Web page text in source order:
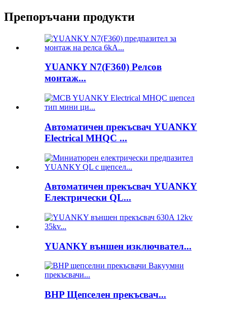
Препоръчани продукти
YUANKY N7(F360) Релсов
монтаж...
Автоматичен прекъсвач YUANKY
Electrical MHQC ...
Автоматичен прекъсвач YUANKY
Електрически QL...
YUANKY външен изключвател...
BHP Щепселен прекъсвач...